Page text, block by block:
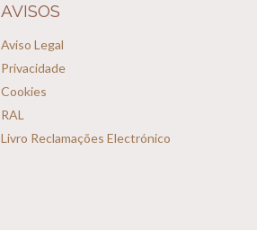
AVISOS
Aviso Legal
Privacidade
Cookies
RAL
Livro Reclamações Electrónico